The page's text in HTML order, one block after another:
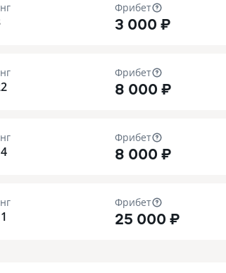
Фрибет
3 000 ₽
Фрибет
8 000 ₽
Фрибет
8 000 ₽
Фрибет
25 000 ₽